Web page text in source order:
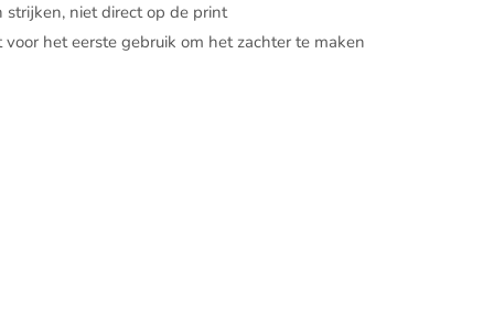
strijken, niet direct op de print
voor het eerste gebruik om het zachter te maken